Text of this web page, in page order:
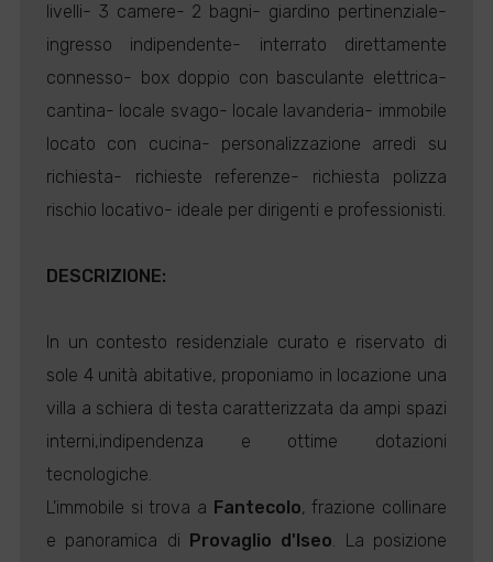
livelli- 3 camere- 2 bagni- giardino pertinenziale-
ingresso indipendente- interrato direttamente
connesso- box doppio con basculante elettrica-
cantina- locale svago- locale lavanderia- immobile
locato con cucina- personalizzazione arredi su
richiesta- richieste referenze- richiesta polizza
rischio locativo- ideale per dirigenti e professionisti.
DESCRIZIONE:
In un contesto residenziale curato e riservato di
sole 4 unità abitative, proponiamo in locazione una
villa a schiera di testa caratterizzata da ampi spazi
interni,indipendenza e ottime dotazioni
tecnologiche.
L'immobile si trova a Fantecolo, frazione collinare
e panoramica di Provaglio d'Iseo. La posizione